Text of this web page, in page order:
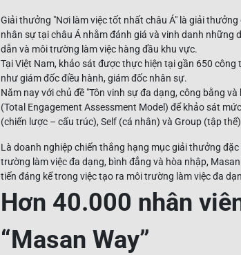
Giải thưởng "Nơi làm việc tốt nhất châu Á" là giải
nhân sự tại châu Á nhằm đánh giá và vinh danh những
dẫn và môi trường làm việc hàng đầu khu vực.
Tại Việt Nam, khảo sát được thực hiện tại gần 650
như giám đốc điều hành, giám đốc nhân sự.
Năm nay với chủ đề "Tôn vinh sự đa dạng, công bằng
(Total Engagement Assessment Model) để khảo sát
(chiến lược – cấu trúc), Self (cá nhân) và Group (tập
Là doanh nghiệp chiến thắng hạng mục giải thưởng đặc
trường làm việc đa dạng, bình đẳng và hòa nhập,
tiến đáng kể trong việc tạo ra môi trường làm việc đa
Hơn 40.000 nhân
“Masan Way”